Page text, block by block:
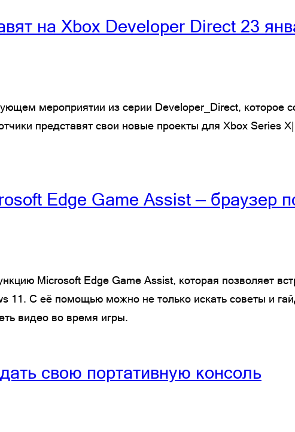
на Xbox Developer Direct 23
мероприятии из серии Developer_Direct, которое
представят свои новые проекты для Xbox Series
Edge Game Assist — браузер
Microsoft Edge Game Assist, которая позволяет
11. С её помощью можно не только искать советы и
видео во время игры.
свою портативную консоль